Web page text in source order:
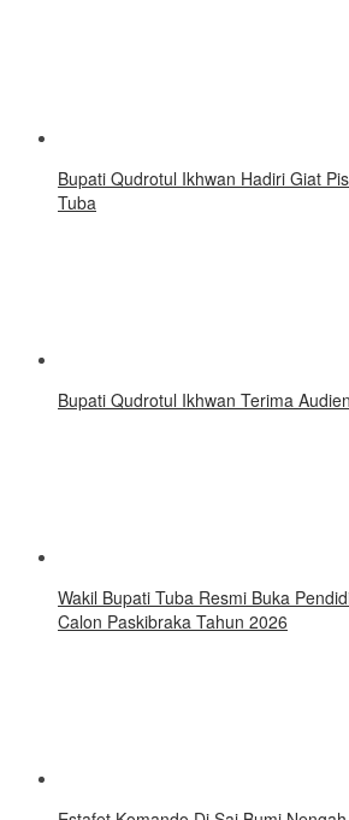
Bupati Qudrotul Ikhwan Hadiri Giat
Tuba
Bupati Qudrotul Ikhwan Terima
Wakil Bupati Tuba Resmi Buka
Calon Paskibraka Tahun 2026